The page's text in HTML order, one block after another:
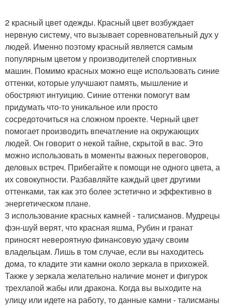
2 красный цвет одежды. Красный цвет возбуждает
нервную систему, что вызывает соревновательный дух у
людей. Именно поэтому красный является самым
популярным цветом у производителей спортивных
машин. Помимо красных можно еще использовать синие
оттенки, которые улучшают память, мышление и
обостряют интуицию. Синие оттенки помогут вам
придумать что-то уникальное или просто
сосредоточиться на сложном проекте. Черный цвет
помогает производить впечатление на окружающих
людей. Он говорит о некой тайне, скрытой в вас. Это
можно использовать в моменты важных переговоров,
деловых встреч. Прибегайте к помощи не одного цвета, а
их совокупности. Разбавляйте каждый цвет другими
оттенками, так как это более эстетично и эффективно в
энергетическом плане.
3 использование красных камней - талисманов. Мудрецы
фэн-шуй верят, что красная яшма, Рубин и гранат
приносят невероятную финансовую удачу своим
владельцам. Лишь в том случае, если вы находитесь
дома, то кладите эти камни около зеркала в прихожей.
Также у зеркала желательно наличие монет и фигурок
трехлапой жабы или дракона. Когда вы выходите на
улицу или идете на работу, то данные камни - талисманы